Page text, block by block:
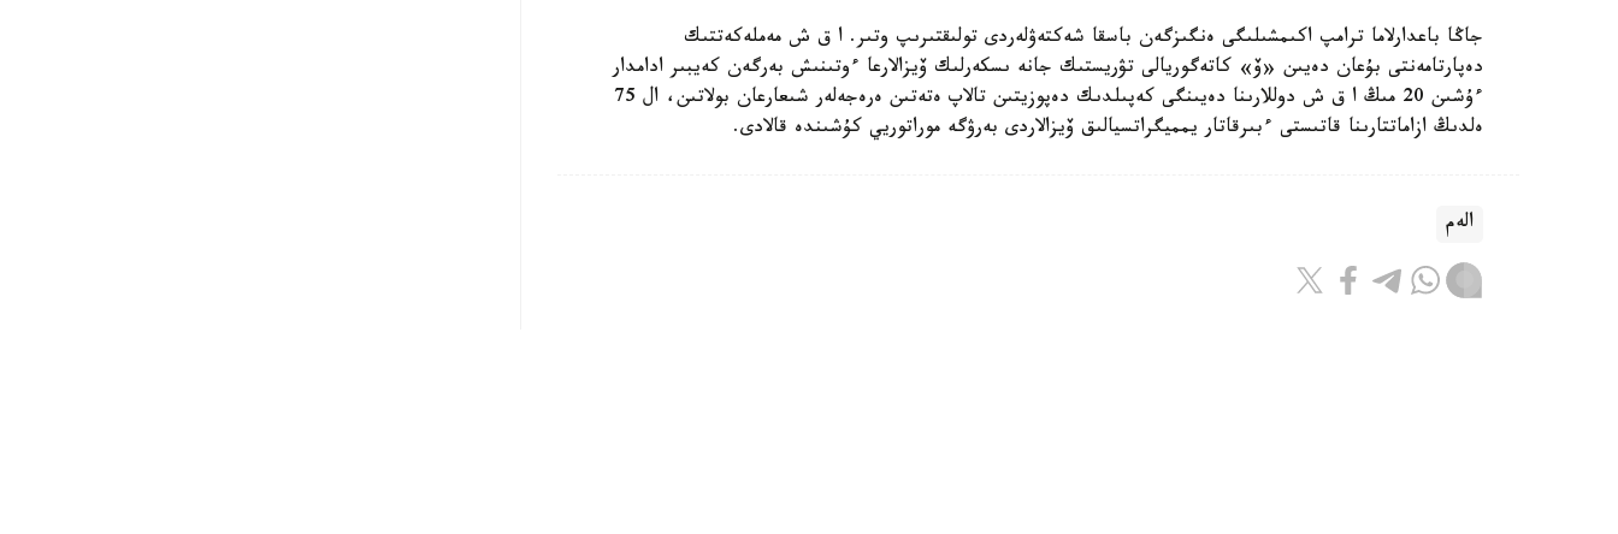
جاڭا باعدارلاما ترامپ اكىمشىلىگى ەنگىزگەن باسقا شەكتەۋلەردى تولىقتىرىپ وتىر. ا ق ش مەملەكەتتىك
دەپارتامەنتى بۇعان دەيىن «ۆ» كاتەگوريالى تۋريستىك جانە ىسكەرلىك ۆيزالارعا ءوتىنىش بەرگەن كەيبىر ادامدار
ءۇشىن 20 مىڭ ا ق ش دوللارىنا دەيىنگى كەپىلدىك دەپوزيتىن تالاپ ەتەتىن ەرەجەلەر شىعارعان بولاتىن، ال 75
ەلدىڭ ازاماتتارىنا قاتىستى ءبىرقاتار يمميگراتسيالىق ۆيزالاردى بەرۋگە موراتوريي كۇشىندە قالادى.
الەم